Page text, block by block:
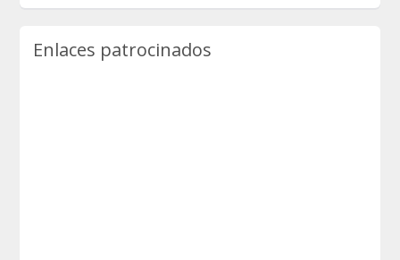
Enlaces patrocinados